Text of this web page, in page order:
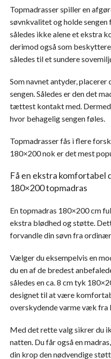
Topmadrasser spiller en
søvnkvalitet og holde
således ikke alene et ekstra
derimod også som
således til et sundere
Som navnet antyder,
sengen. Således er den det
tættest kontakt med. Dermed
hvor behagelig sengen føles.
Topmadrasser fås i flere
180×200 nok er det mest
Få en ekstra komfortabel
180×200 topmadras
En topmadras 180×200 cm
ekstra blødhed og støtte.
forvandle din søvn fra ordinær
Vælger du eksempelvis en
du en af de bredest
således en ca. 8 cm tyk
designet til at være
overskydende varme væk fra
Med det rette valg sikrer du
natten. Du får også en
din krop den nødvendige